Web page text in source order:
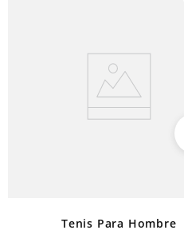
Tenis Para Hombre